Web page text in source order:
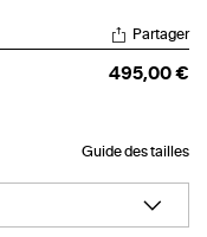
Partager
495,00 €
Guide des tailles